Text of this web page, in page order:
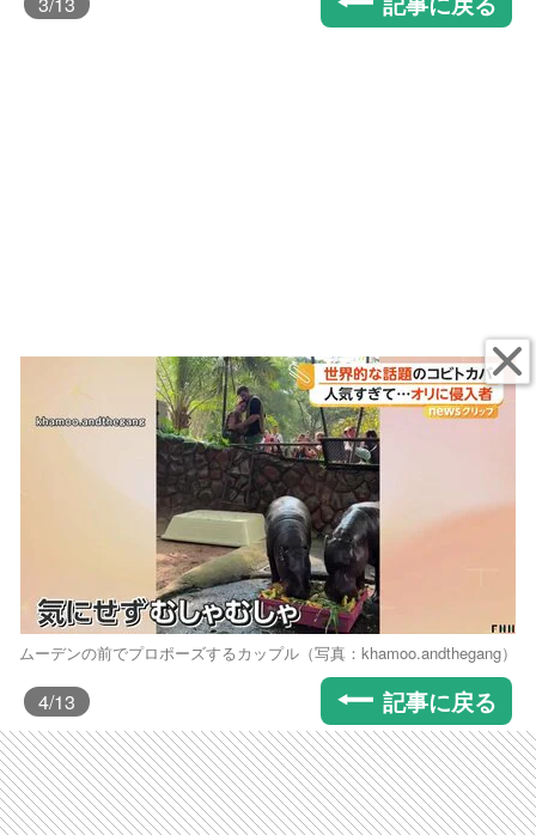
ムーデンの前でプロポーズするカップル（写真：khamoo.andthegang）
4/13 記事に戻る